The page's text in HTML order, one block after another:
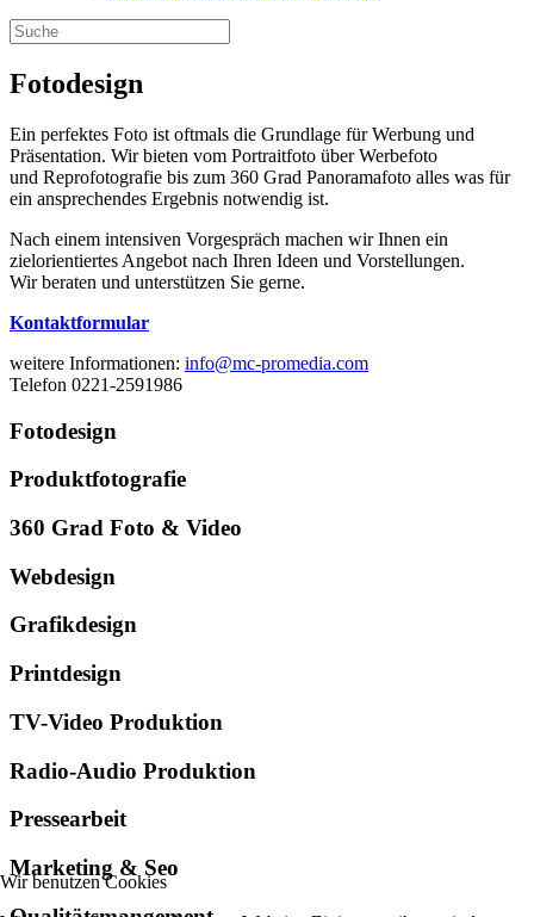
Fotodesign
Ein perfektes Foto ist oftmals die Grundlage für Werbung und
Präsentation. Wir bieten vom Portraitfoto über Werbefoto
und Reprofotografie bis zum 360 Grad Panoramafoto alles was für
ein ansprechendes Ergebnis notwendig ist.
Nach einem intensiven Vorgespräch machen wir Ihnen ein
zielorientiertes Angebot nach Ihren Ideen und Vorstellungen.
Wir beraten und unterstützen Sie gerne.
Kontaktformular
weitere Informationen: info@mc-promedia.com
Telefon 0221-2591986
Fotodesign
Produktfotografie
360 Grad Foto & Video
Webdesign
Grafikdesign
Printdesign
TV-Video Produktion
Radio-Audio Produktion
Pressearbeit
Marketing & Seo
Wir benutzen Cookies